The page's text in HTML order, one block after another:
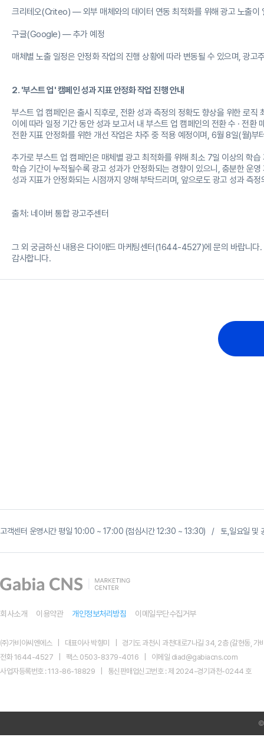
크리테오(Criteo) — 외부 매체와의 데이터 연동 최적화를 위해 광고 노출이
구글(Google) — 추가 예정
매체별 노출 일정은 안정화 작업의 진행 상황에 따라 변동될 수 있으며, 광고
2. '부스트 업' 캠페인 성과 지표 안정화 작업 진행 안내
부스트 업 캠페인은 출시 직후로, 전환 성과 측정의 정확도 향상을 위한 로직
이에 따라 일정 기간 동안 성과 보고서 내 부스트 업 캠페인의 전환 수 · 전환
전환 지표 안정화를 위한 개선 작업은 차주 중 적용 예정이며, 6월 8일(월)부
추가로 부스트 업 캠페인은 매체별 광고 최적화를 위해 최소 7일 이상의 학
학습 기간이 누적될수록 광고 성과가 안정화되는 경향이 있으니, 충분한 운
성과 지표가 안정화되는 시점까지 양해 부탁드리며, 앞으로도 광고 성과 측
출처: 네이버 통합 광고주센터
그 외 궁금하신 내용은 다이애드 마케팅센터(1644-4527)에 문의 바랍니다.
감사합니다.
고객센터 운영시간 평일 10:00 ~ 17:00 (점심시간 12:30 ~ 13:30) / 토,일요일 및
회사소개 이용약관 개인정보처리방침 이메일무단수집거부
㈜가비아씨엔에스 대표이사 박형미
경기도 과천시 과천대로7나길 34, 2층 (갈현동, 가
전화 1644-4527
팩스 0503-8379-4016
이메일 diad@gabiacns.com
사업자등록번호 : 113-86-18829
통신판매업신고번호 : 제 2024-경기과천-0244 호